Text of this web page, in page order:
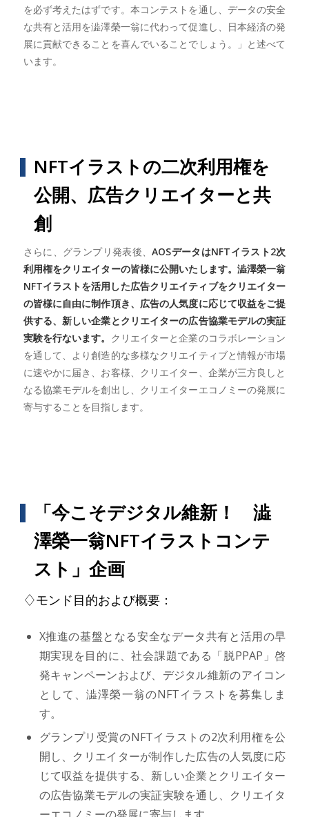
を必ず考えたはずです。本コンテストを通し、データの安全
な共有と活用を澁澤榮一翁に代わって促進し、日本経済の発
展に貢献できることを喜んでいることでしょう。」と述べて
います。
NFTイラストの二次利用権を
公開、広告クリエイターと共
創
さらに、グランプリ発表後、AOSデータはNFTイラスト2次
利用権をクリエイターの皆様に公開いたします。澁澤榮一翁
NFTイラストを活用した広告クリエイティブをクリエイター
の皆様に自由に制作頂き、広告の人気度に応じて収益をご提
供する、新しい企業とクリエイターの広告協業モデルの実証
実験を行ないます。 クリエイターと企業のコラボレーション
を通して、より創造的な多様なクリエイティブと情報が市場
に速やかに届き、お客様、クリエイター、企業が三方良しと
なる協業モデルを創出し、クリエイターエコノミーの発展に
寄与することを目指します。
「今こそデジタル維新！ 澁
澤榮一翁NFTイラストコンテ
スト」企画
♢モンド目的および概要：
X推進の基盤となる安全なデータ共有と活用の早
期実現を目的に、社会課題である「脱PPAP」啓
発キャンペーンおよび、デジタル維新のアイコン
として、澁澤榮一翁のNFTイラストを募集しま
す。
グランプリ受賞のNFTイラストの2次利用権を公
開し、クリエイターが制作した広告の人気度に応
じて収益を提供する、新しい企業とクリエイター
の広告協業モデルの実証実験を通し、クリエイタ
ーエコノミーの発展に寄与します。